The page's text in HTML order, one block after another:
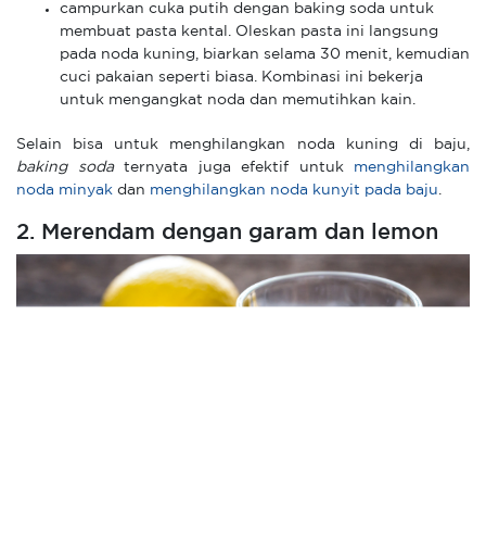
campurkan cuka putih dengan baking soda untuk
membuat pasta kental. Oleskan pasta ini langsung
pada noda kuning, biarkan selama 30 menit, kemudian
cuci pakaian seperti biasa. Kombinasi ini bekerja
untuk mengangkat noda dan memutihkan kain.
Selain bisa untuk menghilangkan noda kuning di baju,
baking soda ternyata juga efektif untuk menghilangkan
noda minyak dan menghilangkan noda kunyit pada baju
2. Merendam dengan garam dan lemon